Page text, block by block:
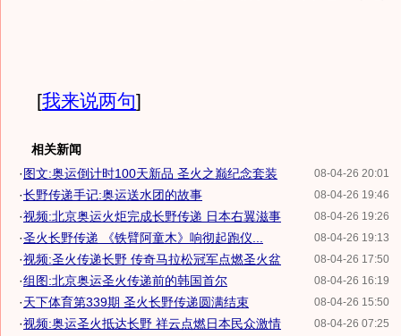
[我来说两句]
相关新闻
08-04-26 20:01
·图文:奥运倒计时100天新品 圣火之巅纪念套装
08-04-26 19:46
·长野传递手记:奥运送水团的故事
08-04-26 19:26
·视频:北京奥运火炬完成长野传递 日本右翼滋事
08-04-26 19:13
·圣火长野传递 《铁臂阿童木》响彻起跑仪...
08-04-26 17:50
·视频:圣火传递长野 传奇马拉松冠军点燃圣火盆
08-04-26 16:19
·组图:北京奥运圣火传递前的韩国首尔
08-04-26 15:50
·天下体育第339期 圣火长野传递圆满结束
08-04-26 07:25
·视频:奥运圣火抵达长野 祥云点燃日本民众激情